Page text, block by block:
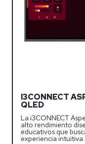
I3CONNECT
QLED
La i3CONNECT
alto rendimiento
educativos que
experiencia